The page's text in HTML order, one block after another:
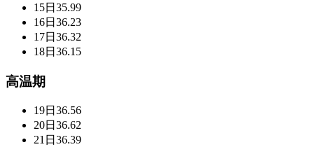
15日 35.99
16日 36.23
17日 36.32
18日 36.15
高温期
19日 36.56
20日 36.62
21日 36.39